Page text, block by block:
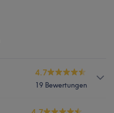
4.7
19 Bewertungen